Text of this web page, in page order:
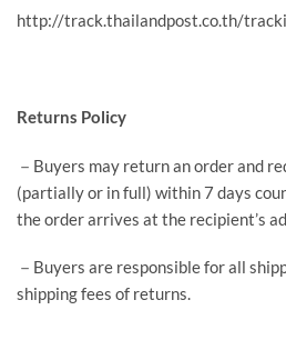
http://track.thailandpost.co.th/
Returns Policy
－Buyers may return an order and
(partially or in full) within 7 days
the order arrives at the recipient’s
－Buyers are responsible for all
shipping fees of returns.